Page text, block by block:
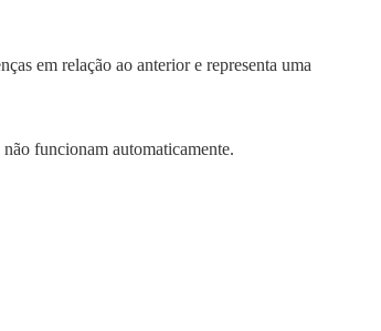
em relação ao anterior e representa uma
funcionam automaticamente.